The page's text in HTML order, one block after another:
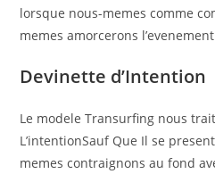
lorsque nous-memes comme
memes amorcerons l’evenement
Devinette d’Intention
Le modele Transurfing nous
L’intentionSauf Que Il se
memes contraignons au fond